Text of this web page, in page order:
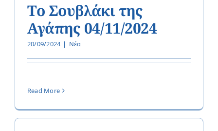
Το Σουβλάκι της
Αγάπης 04/11/2024
20/09/2024 | Νέα
Read More